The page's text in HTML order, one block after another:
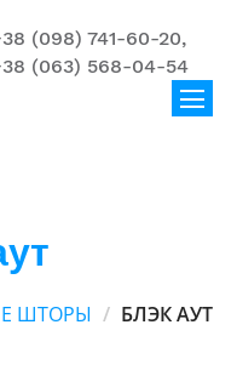
(098) 741-60-20,
(063) 568-04-54
ШТОРЫ БЛЭК АУТ